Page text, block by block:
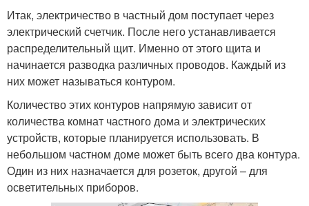
Итак, электричество в частный дом поступает через
электрический счетчик. После него устанавливается
распределительный щит. Именно от этого щита и
начинается разводка различных проводов. Каждый из
них может называться контуром.
Количество этих контуров напрямую зависит от
количества комнат частного дома и электрических
устройств, которые планируется использовать. В
небольшом частном доме может быть всего два контура.
Один из них назначается для розеток, другой – для
осветительных приборов.